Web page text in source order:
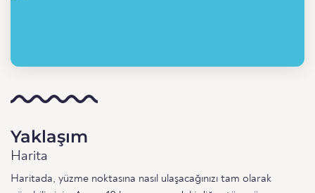
Yaklaşım
Harita
Haritada, yüzme noktasına nasıl ulaşacağınızı tam olarak